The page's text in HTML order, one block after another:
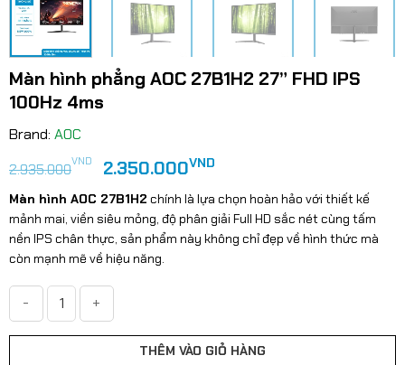
Màn hình phẳng AOC 27B1H2 27” FHD IPS
100Hz 4ms
Brand: AOC
2.935.000VND Giá
gốc
là:
2.935.000VND.
2.350.000VNDGiá
hiện
tại
là:
2.350.000VND.
Màn hình AOC 27B1H2 chính là lựa chọn hoàn hảo với thiết kế
mảnh mai, viền siêu mỏng, độ phân giải Full HD sắc nét cùng tấm
nền IPS chân thực, sản phẩm này không chỉ đẹp về hình thức mà
còn mạnh mẽ về hiệu năng.
THÊM VÀO GIỎ HÀNG